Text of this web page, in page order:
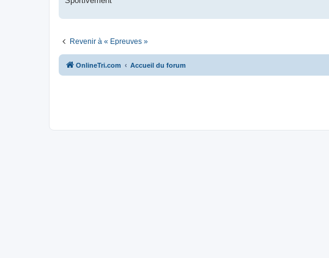
Revenir à « Epreuves »
OnlineTri.com Accueil du forum